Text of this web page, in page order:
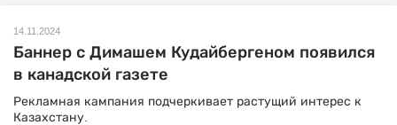
14.11.2024
Баннер с Димашем Кудайбергеном появился
в канадской газете
Рекламная кампания подчеркивает растущий интерес к
Казахстану.